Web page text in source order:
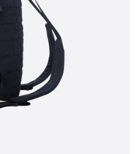
戶之使用額度並採取法律行動。